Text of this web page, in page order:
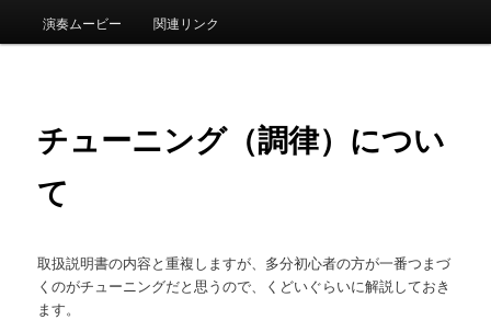
メ
演奏ムービー 関連リンク
チューニング（調律）につい
て
取扱説明書の内容と重複しますが、多分初心者の方が一番つまづ
くのがチューニングだと思うので、くどいぐらいに解説しておき
ます。